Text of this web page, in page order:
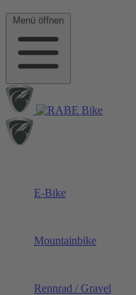
Menü öffnen
E-Bike
Mountainbike
Rennrad / Gravel